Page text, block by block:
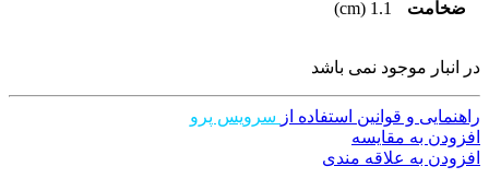
ضخامت 1.1 (cm)
در انبار موجود نمی باشد
راهنمایی و قوانین استفاده از سرویس پرو
افزودن به مقایسه
افزودن به علاقه مندی